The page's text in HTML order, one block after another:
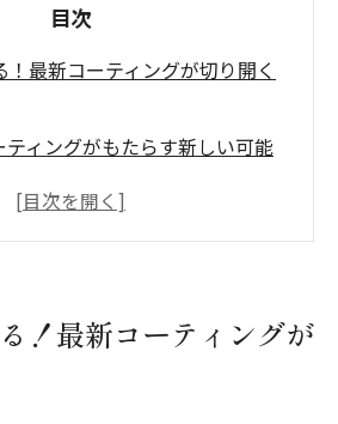
目次
！最新コーティングが切り開く
ィングがもたらす新しい可能
進化するコーティングの役割
えたエココーティングの取り組
！最新コーティングが